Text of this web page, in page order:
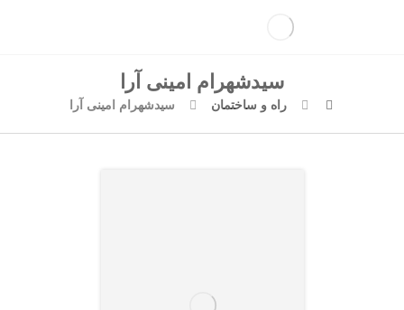
سیدشهرام امینی آرا
راه و ساختمان سیدشهرام امینی آرا